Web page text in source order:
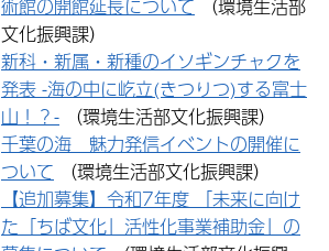
術館の開館延長について
文化振興課）
新科・新属・新種のイソギンチャクを
発表 -海の中に屹立(きつりつ)する富士
山！？-
（環境生活部文化振興課）
千葉の海 魅力発信イベントの開催に
ついて
（環境生活部文化振興課）
【追加募集】令和7年度 「未来に向け
た「ちば文化」活性化事業補助金」の